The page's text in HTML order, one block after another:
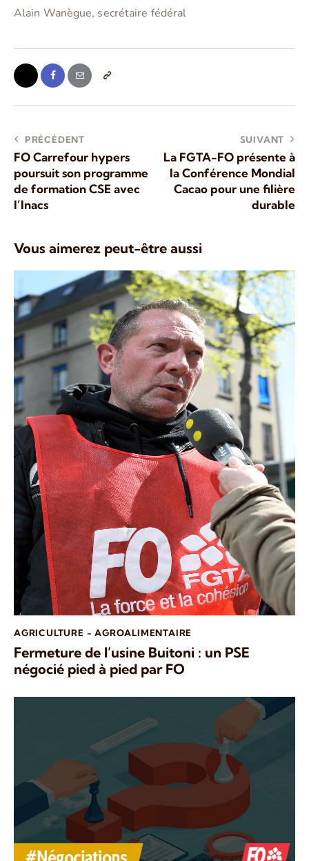
Alain Wanègue, secrétaire fédéral
PRÉCÉDENT
FO Carrefour hypers
poursuit son programme
de formation CSE avec
l’Inacs
SUIVANT
La FGTA-FO présente à
la Conférence Mondial
Cacao pour une filière
durable
Vous aimerez peut-être aussi
AGRICULTURE - AGROALIMENTAIRE
Fermeture de l’usine Buitoni : un PSE
négocié pied à pied par FO